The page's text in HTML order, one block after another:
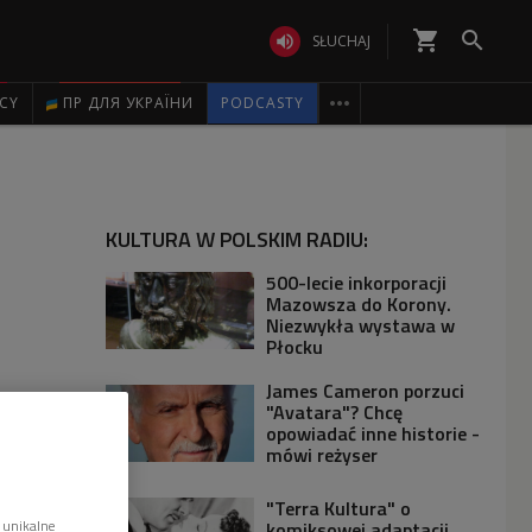
 SŁUCHAJ shopping_cart 
ПР ДЛЯ УКРАЇНИ PODCASTY 
KULTURA W POLSKIM RADIU:
500-lecie inkorporacji
Mazowsza do Korony.
Niezwykła wystawa w
Płocku
James Cameron porzuci
"Avatara"? Chcę
opowiadać inne historie -
mówi reżyser
"Terra Kultura" o